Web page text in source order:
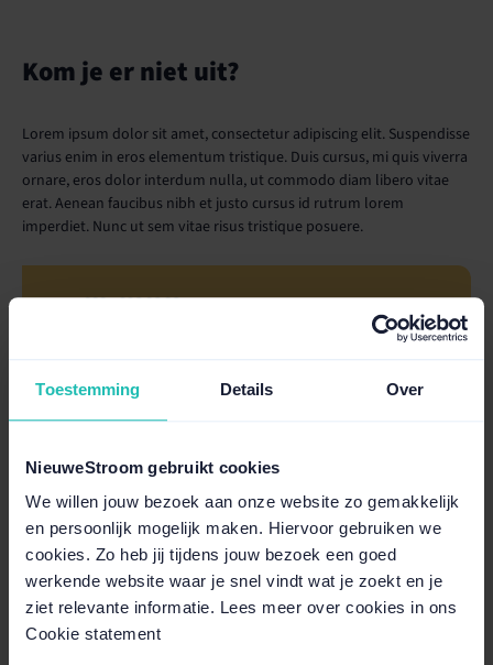
Toestemming Details Over
NieuweStroom gebruikt cookies
We willen jouw bezoek aan onze website zo gemakkelijk
en persoonlijk mogelijk maken. Hiervoor gebruiken we
cookies. Zo heb jij tijdens jouw bezoek een goed
werkende website waar je snel vindt wat je zoekt en je
ziet relevante informatie. Lees meer over cookies in ons
Cookie statement
Kom je er niet uit?
Lorem ipsum dolor sit amet, consectetur adipiscing elit. Suspendisse
varius enim in eros elementum tristique. Duis cursus, mi quis viverra
ornare, eros dolor interdum nulla, ut commodo diam libero vitae
erat. Aenean faucibus nibh et justo cursus id rutrum lorem
imperdiet. Nunc ut sem vitae risus tristique posuere.
088 - 996 86 86
Reactie binnen ± 5 werkdagen
NieuweStroom maakt de energiemarkt
eerlijk en begrijpelijk voor ondernemers
Ontdek hoe wij werken